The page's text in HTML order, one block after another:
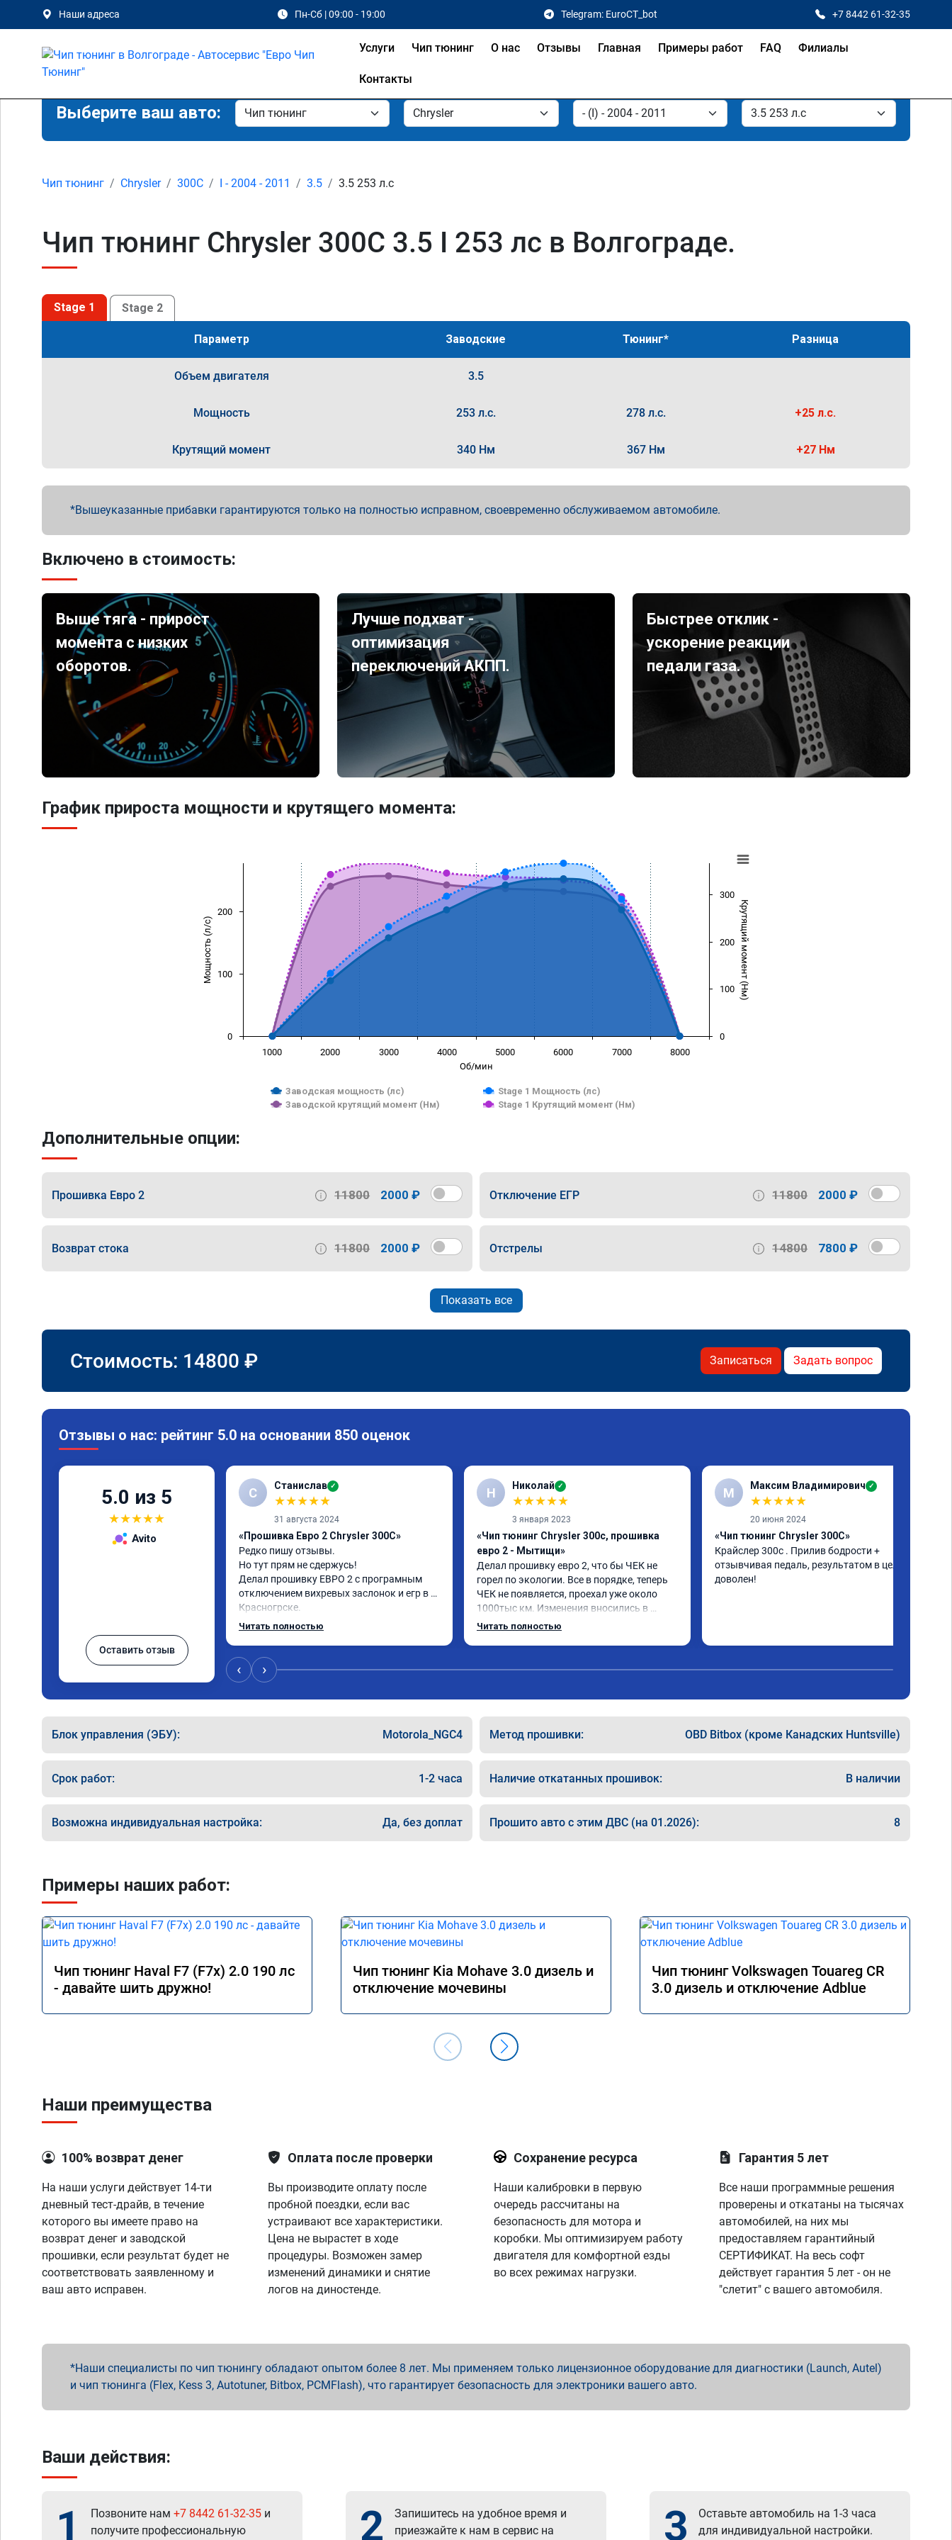
Наши адреса Пн-Сб | 09:00 - 19:00 Telegram: EuroCT_bot +7 8442 61-32-35
Услуги Чип тюнинг О нас Отзывы Главная Примеры работ FAQ Филиалы
Контакты
Выберите ваш авто:
Чип тюнинг Chrysler 300C I - 2004 - 2011 3.5 3.5 253 л.с
Чип тюнинг Chrysler 300C 3.5 I 253 лс в Волгограде.
Stage 1 Stage 2
Параметр Заводские Тюнинг* Разница
Объем двигателя 3.5
Мощность 253 л.с. 278 л.с. +25 л.с.
Крутящий момент 340 Нм 367 Нм +27 Нм
Вышеуказанные прибавки гарантируются только на полностью исправном, своевременно обслуживаемом автомобиле.
Включено в стоимость:
Выше тяга - прирост
момента с низких
оборотов.
Лучше подхват -
оптимизация
переключений АКПП.
Быстрее отклик -
ускорение реакции
педали газа.
График прироста мощности и крутящего момента:
Об/мин
Мощность (л/с) Крутящий момент (Нм)
Заводская мощность (лс)
Stage 1 Мощность (лс)
Заводской крутящий момент (Нм)
Stage 1 Крутящий момент (Нм)
1000 2000 3000 4000 5000 6000 7000 8000
0
100
200
0
100
200
300
Дополнительные опции:
Прошивка Евро 2 11800 2000 ₽ Отключение ЕГР 11800 2000 ₽
Возврат стока 11800 2000 ₽ Отстрелы 14800 7800 ₽
Показать все
Стоимость: 14800 ₽ Записаться Задать вопрос
Отзывы о нас: рейтинг 5.0 на основании 850 оценок
5.0 из 5
★★★★★
Avito
Оставить отзыв
С Станислав ✓
★★★★★
31 августа 2024
«Прошивка Евро 2 Chrysler 300C»
Редко пишу отзывы.
Но тут прям не сдержусь!
Делал прошивку ЕВРО 2 с програмным
отключением вихревых заслонок и егр в
Красногрске.
Все прошло отлично,расход топлива
удаления вихревых заслонок в аварийном
режиме,но и до удаления их расход
Читать полностью
Н Николай ✓
★★★★★
3 января 2023
«Чип тюнинг Chrysler 300c, прошивка
евро 2 - Мытищи»
Делал прошивку евро 2, что бы ЧЕК не
горел по экологии. Все в порядке, теперь
ЧЕК не появляется, проехал уже около
1000тыс км. Изменения вносились в
родную прошивку, потом программу
Читать полностью
М Максим Владимирович ✓
★★★★★
20 июня 2024
«Чип тюнинг Chrysler 300C»
Крайслер 300с . Прилив бодрости +
отзывчивая педаль, результатом в целом
доволен!
‹ ›
Блок управления (ЭБУ): Motorola_NGC4 Метод прошивки: OBD Bitbox (кроме Канадских Huntsville)
Срок работ: 1-2 часа Наличие откатанных прошивок: В наличии
Возможна индивидуальная настройка: Да, без доплат Прошито авто с этим ДВС (на 01.2026): 8
Примеры наших работ:
Чип тюнинг Haval F7 (F7x) 2.0 190 лс
- давайте шить дружно!
Чип тюнинг Kia Mohave 3.0 дизель и
отключение мочевины
Чип тюнинг Volkswagen Touareg CR
3.0 дизель и отключение Adblue
Наши преимущества
100% возврат денег
На наши услуги действует 14-ти
дневный тест-драйв, в течение
которого вы имеете право на
возврат денег и заводской
прошивки, если результат будет не
соответствовать заявленному и
ваш авто исправен.
Оплата после проверки
Вы производите оплату после
пробной поездки, если вас
устраивают все характеристики.
Цена не вырастет в ходе
процедуры. Возможен замер
изменений динамики и снятие
логов на диностенде.
Сохранение ресурса
Наши калибровки в первую
очередь рассчитаны на
безопасность для мотора и
коробки. Мы оптимизируем работу
двигателя для комфортной езды
во всех режимах нагрузки.
Гарантия 5 лет
Все наши программные решения
проверены и откатаны на тысячах
автомобилей, на них мы
предоставляем гарантийный
СЕРТИФИКАТ. На весь софт
действует гарантия 5 лет - он не
"слетит" с вашего автомобиля.
Наши специалисты по чип тюнингу обладают опытом более 8 лет. Мы применяем только лицензионное оборудование для диагностики (Launch, Autel)
и чип тюнинга (Flex, Kess 3, Autotuner, Bitbox, PCMFlash), что гарантирует безопасность для электроники вашего авто.
Ваши действия:
1 Позвоните нам +7 8442 61-32-35 и
получите профессиональную
2
Запишитесь на удобное время и
приезжайте к нам в сервис на
3
Оставьте автомобиль на 1-3 часа
для индивидуальной настройки.